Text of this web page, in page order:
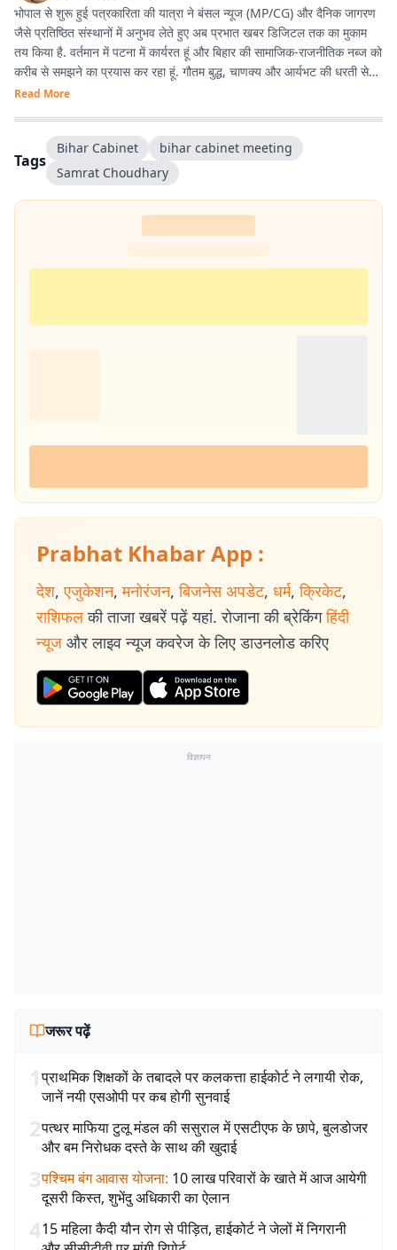
भोपाल से शुरू हुई पत्रकारिता की यात्रा ने बंसल न्यूज (MP/CG) और दैनिक जागरण
जैसे प्रतिष्ठित संस्थानों में अनुभव लेते हुए अब प्रभात खबर डिजिटल तक का मुकाम
तय किया है. वर्तमान में पटना में कार्यरत हूं और बिहार की सामाजिक-राजनीतिक नब्ज को
करीब से समझने का प्रयास कर रहा हूं. गौतम बुद्ध, चाणक्य और आर्यभट की धरती से
होने का गर्व है. देश-विदेश की घटनाओं, बिहार की राजनीति, और किस्से-कहानियों में
Read More
Tags
Bihar Cabinet
bihar cabinet meeting
Samrat Choudhary
Prabhat Khabar App :
देश, एजुकेशन, मनोरंजन, बिजनेस अपडेट, धर्म, क्रिकेट,
राशिफल की ताजा खबरें पढ़ें यहां. रोजाना की ब्रेकिंग हिंदी
न्यूज और लाइव न्यूज कवरेज के लिए डाउनलोड करिए
विज्ञापन
जरूर पढ़ें
1प्राथमिक शिक्षकों के तबादले पर कलकत्ता हाईकोर्ट ने लगायी रोक,
जानें नयी एसओपी पर कब होगी सुनवाई
2पत्थर माफिया टुलू मंडल की ससुराल में एसटीएफ के छापे, बुलडोजर
और बम निरोधक दस्ते के साथ की खुदाई
3पश्चिम बंग आवास योजना: 10 लाख परिवारों के खाते में आज आयेगी
दूसरी किस्त, शुभेंदु अधिकारी का ऐलान
415 महिला कैदी यौन रोग से पीड़ित, हाईकोर्ट ने जेलों में निगरानी